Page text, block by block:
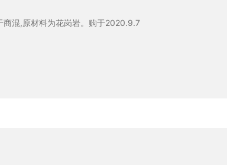
混,原材料为花岗岩。购于2020.9.7